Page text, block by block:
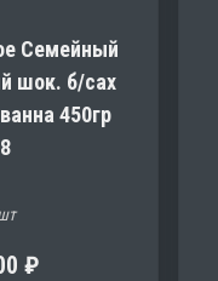
Семейный
шок. б/сах
450гр
₽